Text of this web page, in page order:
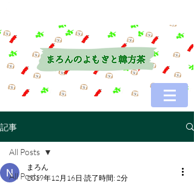
記事
All Posts
All Posts
まろん
2019年12月16日 読了時間: 2分